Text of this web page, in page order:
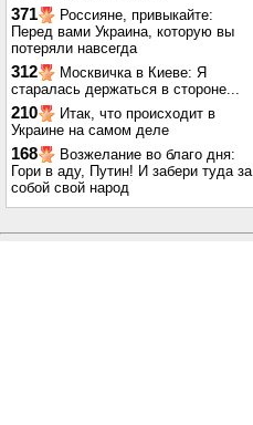
371
Россияне, привыкайте:
Перед вами Украина, которую вы
потеряли навсегда
312
Москвичка в Киеве: Я
старалась держаться в стороне...
210
Итак, что происходит в
Украине на самом деле
168
Возжелание во благо дня:
Гори в аду, Путин! И забери туда за
собой свой народ